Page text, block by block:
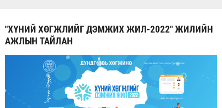
"ХҮНИЙ ХӨГЖЛИЙГ ДЭМЖИХ ЖИЛ-2022" ЖИЛИЙН
АЖЛЫН ТАЙЛАН